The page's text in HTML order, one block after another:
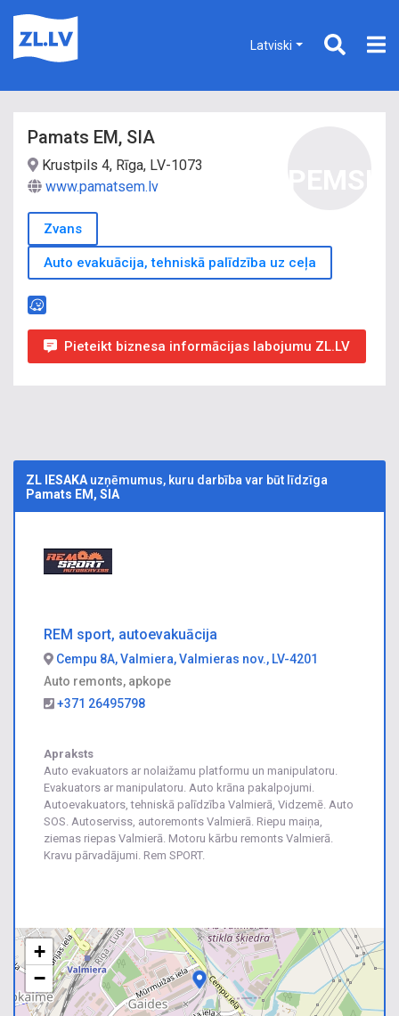
Latviski
Pamats EM, SIA
Krustpils 4, Rīga, LV-1073
www.pamatsem.lv
Zvans
Auto evakuācija, tehniskā palīdzība uz ceļa
Pieteikt biznesa informācijas labojumu ZL.LV
ZL IESAKA uzņēmumus, kuru darbība var būt līdzīga
Pamats EM, SIA
REM sport, autoevakuācija
Cempu 8A, Valmiera, Valmieras nov., LV-4201
Auto remonts, apkope
+371 26495798
Apraksts
Auto evakuators ar nolaižamu platformu un manipulatoru.
Evakuators ar manipulatoru. Auto krāna pakalpojumi.
Autoevakuators, tehniskā palīdzība Valmierā, Vidzemē. Auto
SOS. Autoserviss, autoremonts Valmierā. Riepu maiņa,
ziemas riepas Valmierā. Motoru kārbu remonts Valmierā.
Kravu pārvadājumi. Rem SPORT.
+
−